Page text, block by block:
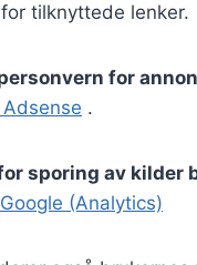
tilknyttede lenker.
for
.
sporing av kilder
Google (Analytics)